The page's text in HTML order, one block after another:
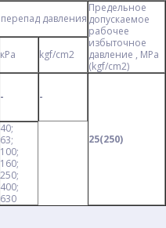
давления
Предельное
допускаемое
рабочее
избыточное
давление , МРа
(kgf/cm2)
кРа kgf/cm2
- -
25(250)
40;
63;
100;
160;
250;
400;
630